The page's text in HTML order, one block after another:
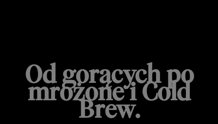
Od gorących po
mrożone i Cold
Brew.